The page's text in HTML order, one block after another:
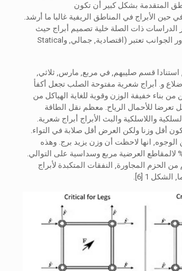
المتقدمة بشكل كبير أن تكون
حين الأبراج في المناطق الريفية غالبا ما أرشد.
الدراسات ذات الصلة خلية تصميم أبراج حيث
يمكن أن تعتمد على دور الجوانب تعتبر (اقتصادية, جمالي, وStatical
استنادا قسم صليبهم, في مربع, مارس, ثلاثي,
و. أبراج شعرية مفتوحة الصلب تجعل أكفأ
من بناء خفيفة الوزن وقوية للغاية الهياكل من
تعرضا للأحمال الرياح. معظم نقل الطاقة
السلكية واللاسلكية والبث الأبراج أبراج شعرية.
أقل وزنا ولكن العرض أقل صلابة في التواء.
الوجوه, انها لاحظت أن وزن يزيد برج. وهذه
هي 10% و 20% لالمقاطع العرضية مربع وسداسية على التوالي.
من الحزم المجاورة, النفقات المتكبدة لأبراج
1 [6].